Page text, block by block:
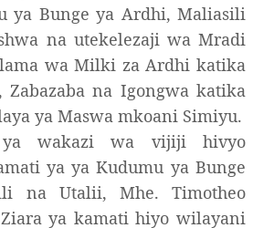
ya Bunge ya Ardhi, Maliasili
na utekelezaji wa Mradi
wa Milki za Ardhi katika
na Igongwa katika
ya Maswa mkoani Simiyu.
ya wakazi wa vijiji hivyo
ya ya Kudumu ya Bunge
na Utalii, Mhe. Timotheo
ya kamati hiyo wilayani